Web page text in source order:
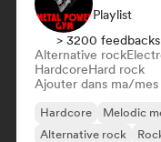
Playlist
> 3200
Alternative rock
HardcoreHard rock
Ajouter dans ma/mes
Hardcore Melodic
Alternative rock